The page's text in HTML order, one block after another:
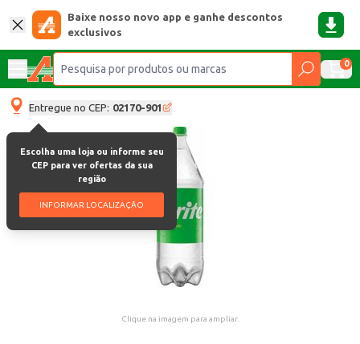
Baixe nosso novo app e ganhe descontos
exclusivos
0
Entregue no CEP: 02170-901
Escolha uma loja ou informe seu
CEP para ver ofertas da sua
região
INFORMAR LOCALIZAÇÃO
Clique na imagem para ampliar.